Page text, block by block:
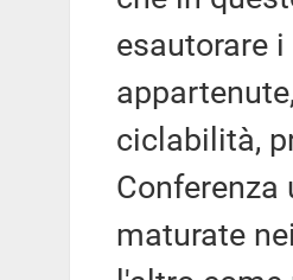
esautorare
ciclabilità,
maturate